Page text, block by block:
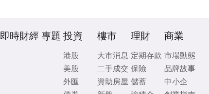
即時財經 專題 投資
港股
美股
外匯
樓市
大市消息
二手成交
資助房屋
理財
定期存款
保險
儲蓄
商業
市場動態
品牌故事
中小企